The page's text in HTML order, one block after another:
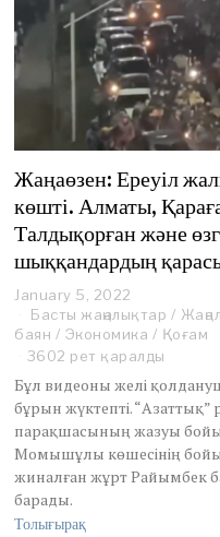
Жаңаөзен: Ереуіл
көшті. Алматы,
Талдықорған және
шыққандардың
January 5, 2022
a
n
u
r
y
5
,
2
Басты жаңалықтар /
баян / Экономика / Қоғам
3602 рет қаралды
Бұл видеоны желі
бұрын жүктепті.
парақшасының жазуы
Момышұлы көшесінің
жиналған жұрт Райымбек
барады.
Толығырақ